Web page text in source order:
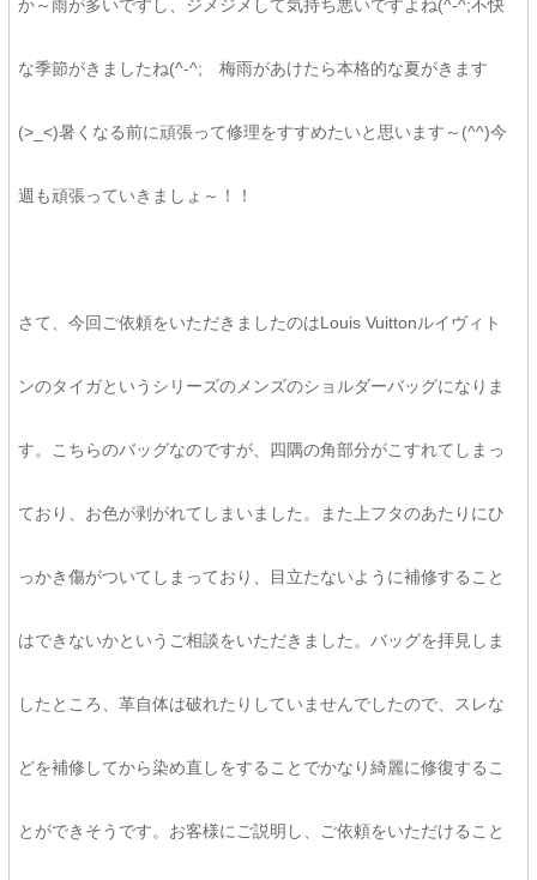
か～雨が多いですし、ジメジメして気持ち悪いですよね(^-^;不快
な季節がきましたね(^-^; 梅雨があけたら本格的な夏がきます
(>_<)暑くなる前に頑張って修理をすすめたいと思います～(^^)今
週も頑張っていきましょ～！！
さて、今回ご依頼をいただきましたのはLouis Vuittonルイヴィト
ンのタイガというシリーズのメンズのショルダーバッグになりま
す。こちらのバッグなのですが、四隅の角部分がこすれてしまっ
ており、お色が剥がれてしまいました。また上フタのあたりにひ
っかき傷がついてしまっており、目立たないように補修すること
はできないかというご相談をいただきました。バッグを拝見しま
したところ、革自体は破れたりしていませんでしたので、スレな
どを補修してから染め直しをすることでかなり綺麗に修復するこ
とができそうです。お客様にご説明し、ご依頼をいただけること